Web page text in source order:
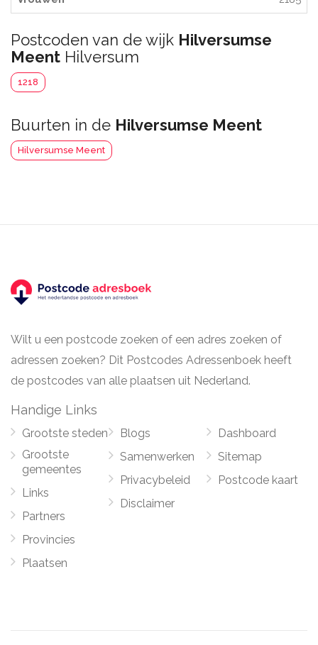
Postcoden van de wijk Hilversumse
Meent Hilversum
1218
Buurten in de Hilversumse Meent
Hilversumse Meent
Wilt u een postcode zoeken of een adres zoeken of
adressen zoeken? Dit Postcodes Adressenboek heeft
de postcodes van alle plaatsen uit Nederland.
Handige Links
Grootste steden
Grootste
gemeentes
Links
Partners
Provincies
Plaatsen
Blogs
Samenwerken
Privacybeleid
Disclaimer
Dashboard
Sitemap
Postcode kaart